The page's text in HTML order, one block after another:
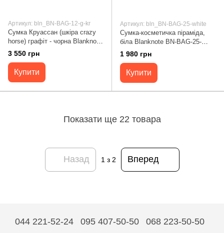
Артикул: bln_BN-BAG-12-g-kr
Сумка Круассан (шкіра crazy
horse) графіт - чорна Blanknote
BN-BAG-12-g-kr
3 550 грн
Купити
Артикул: bln_BN-BAG-25-white
Сумка-косметичка піраміда,
біла Blanknote BN-BAG-25-
white
1 980 грн
Купити
Показати ще 22 товара
Назад 1 з 2 Вперед
044 221-52-24 095 407-50-50
068 223-50-50